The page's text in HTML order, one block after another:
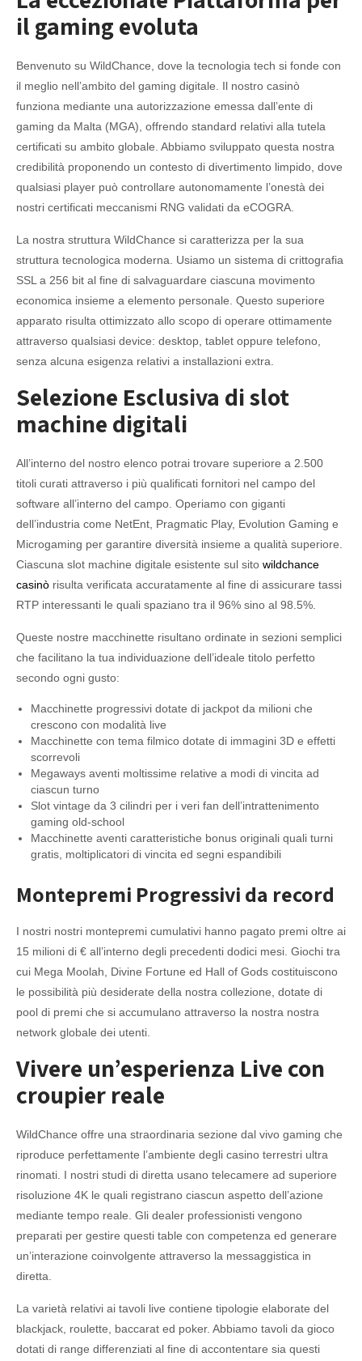
il gaming evoluta
Benvenuto su WildChance, dove la tecnologia tech si fonde con
il meglio nell’ambito del gaming digitale. Il nostro casinò
funziona mediante una autorizzazione emessa dall’ente di
gaming da Malta (MGA), offrendo standard relativi alla tutela
certificati su ambito globale. Abbiamo sviluppato questa nostra
credibilità proponendo un contesto di divertimento limpido, dove
qualsiasi player può controllare autonomamente l’onestà dei
nostri certificati meccanismi RNG validati da eCOGRA.
La nostra struttura WildChance si caratterizza per la sua
struttura tecnologica moderna. Usiamo un sistema di crittografia
SSL a 256 bit al fine di salvaguardare ciascuna movimento
economica insieme a elemento personale. Questo superiore
apparato risulta ottimizzato allo scopo di operare ottimamente
attraverso qualsiasi device: desktop, tablet oppure telefono,
senza alcuna esigenza relativi a installazioni extra.
Selezione Esclusiva di slot
machine digitali
All’interno del nostro elenco potrai trovare superiore a 2.500
titoli curati attraverso i più qualificati fornitori nel campo del
software all’interno del campo. Operiamo con giganti
dell’industria come NetEnt, Pragmatic Play, Evolution Gaming e
Microgaming per garantire diversità insieme a qualità superiore.
Ciascuna slot machine digitale esistente sul sito wildchance
casinò risulta verificata accuratamente al fine di assicurare tassi
RTP interessanti le quali spaziano tra il 96% sino al 98.5%.
Queste nostre macchinette risultano ordinate in sezioni semplici
che facilitano la tua individuazione dell’ideale titolo perfetto
secondo ogni gusto:
Macchinette progressivi dotate di jackpot da milioni che
crescono con modalità live
Macchinette con tema filmico dotate di immagini 3D e effetti
scorrevoli
Megaways aventi moltissime relative a modi di vincita ad
ciascun turno
Slot vintage da 3 cilindri per i veri fan dell’intrattenimento
gaming old-school
Macchinette aventi caratteristiche bonus originali quali turni
gratis, moltiplicatori di vincita ed segni espandibili
Montepremi Progressivi da record
I nostri nostri montepremi cumulativi hanno pagato premi oltre ai
15 milioni di € all’interno degli precedenti dodici mesi. Giochi tra
cui Mega Moolah, Divine Fortune ed Hall of Gods costituiscono
le possibilità più desiderate della nostra collezione, dotate di
pool di premi che si accumulano attraverso la nostra nostra
network globale dei utenti.
Vivere un’esperienza Live con
croupier reale
WildChance offre una straordinaria sezione dal vivo gaming che
riproduce perfettamente l’ambiente degli casino terrestri ultra
rinomati. I nostri studi di diretta usano telecamere ad superiore
risoluzione 4K le quali registrano ciascun aspetto dell’azione
mediante tempo reale. Gli dealer professionisti vengono
preparati per gestire questi table con competenza ed generare
un’interazione coinvolgente attraverso la messaggistica in
diretta.
La varietà relativi ai tavoli live contiene tipologie elaborate del
blackjack, roulette, baccarat ed poker. Abbiamo tavoli da gioco
dotati di range differenziati al fine di accontentare sia questi